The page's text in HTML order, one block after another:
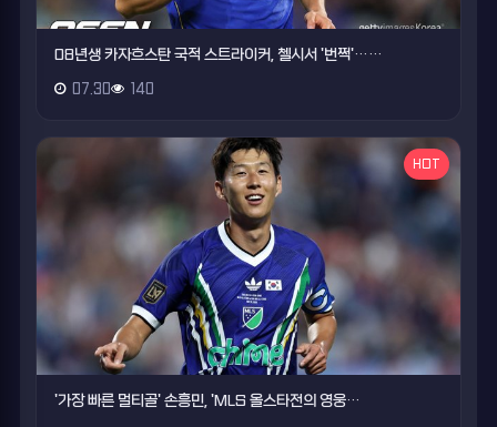
08년생 카자흐스탄 국적 스트라이커, 첼시서 '번쩍'……
07.30 140
HOT
'가장 빠른 멀티골' 손흥민, 'MLS 올스타전의 영웅…